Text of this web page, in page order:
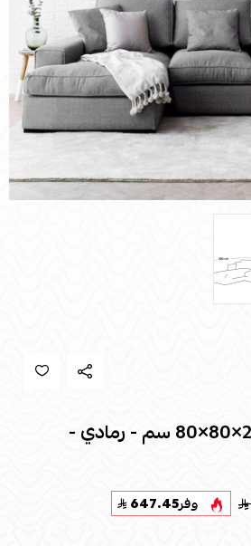
كنبة زاوية 250×200×80×80 سم - رمادي -
وفر647.45